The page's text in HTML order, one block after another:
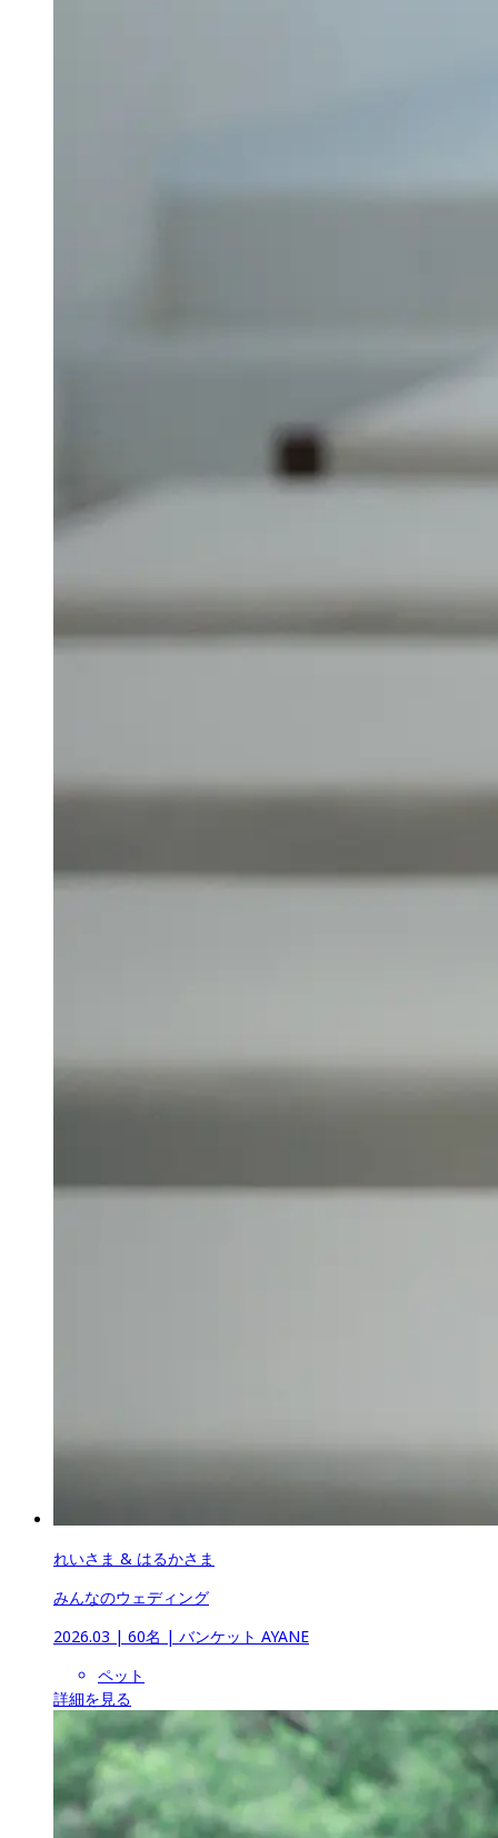
れいさま & はるかさま
みんなのウェディング
2026.03 | 60名 | バンケット AYANE
ペット
詳細を見る